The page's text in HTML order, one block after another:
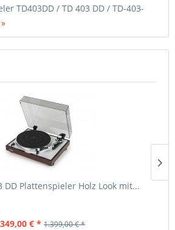
TD403DD / TD 403 DD / TD-403-
DD Plattenspieler Holz Look mit...
€ * 1.399,00 € *